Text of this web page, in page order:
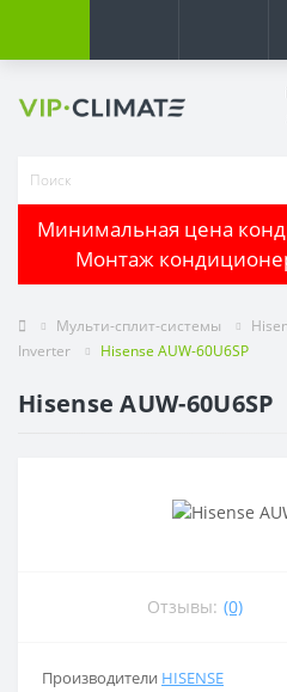
Минимальная цена
Монтаж
Мульти-сплит-системы
Inverter
Hisense AUW-60U6SP
Hisense AUW-60U6SP
Отзывы: (0)
Производители HISENSE